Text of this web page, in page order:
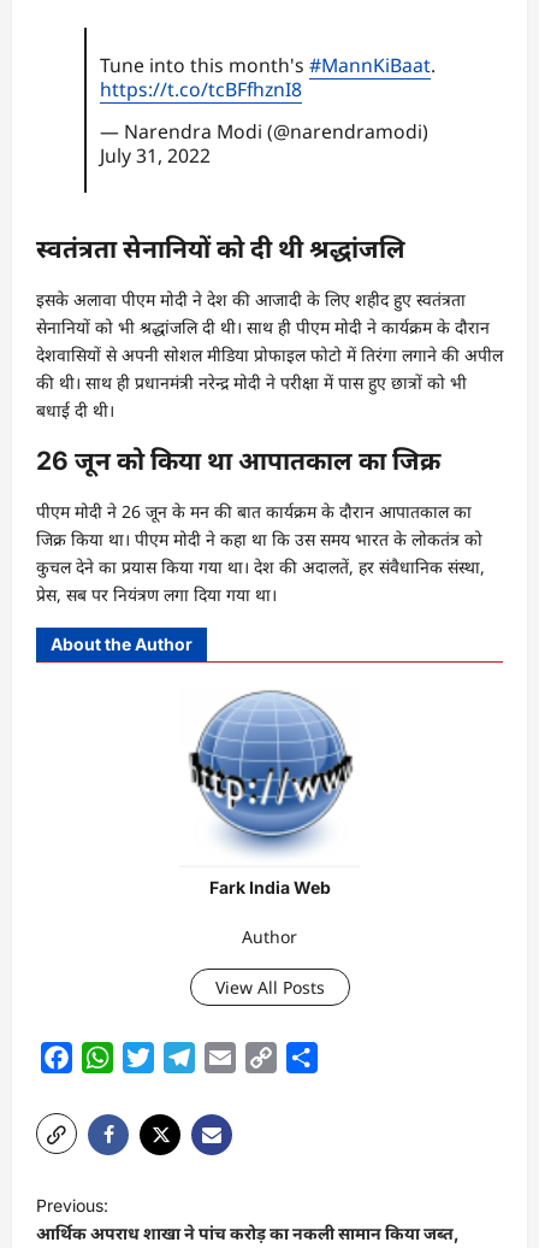
Tune into this month's #MannKiBaat.
https://t.co/tcBFfhznI8
— Narendra Modi (@narendramodi)
July 31, 2022
स्वतंत्रता सेनानियों को दी थी श्रद्धांजलि
इसके अलावा पीएम मोदी ने देश की आजादी के लिए शहीद हुए स्वतंत्रता
सेनानियों को भी श्रद्धांजलि दी थी। साथ ही पीएम मोदी ने कार्यक्रम के दौरान
देशवासियों से अपनी सोशल मीडिया प्रोफाइल फोटो में तिरंगा लगाने की अपील
की थी। साथ ही प्रधानमंत्री नरेन्द्र मोदी ने परीक्षा में पास हुए छात्रों को भी
बधाई दी थी।
26 जून को किया था आपातकाल का जिक्र
पीएम मोदी ने 26 जून के मन की बात कार्यक्रम के दौरान आपातकाल का
जिक्र किया था। पीएम मोदी ने कहा था कि उस समय भारत के लोकतंत्र को
कुचल देने का प्रयास किया गया था। देश की अदालतें, हर संवैधानिक संस्था,
प्रेस, सब पर नियंत्रण लगा दिया गया था।
About the Author
Fark India Web
Author
View All Posts
FacebookWhatsAppTwitterTelegram
Email
Copy
o
Previous:
आर्थिक अपराध शाखा ने पांच करोड़ का नकली सामान किया जब्त,